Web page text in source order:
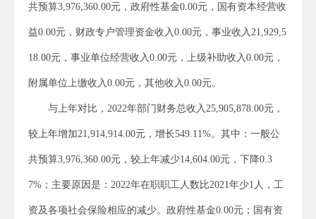
共预算3,976,360.00元，政府性基金0.00元，国有资本经营收
益0.00元，财政专户管理资金收入0.00元，事业收入21,929,5
18.00元，事业单位经营收入0.00元，上级补助收入0.00元，
附属单位上缴收入0.00元，其他收入0.00元。
与上年对比，2022年部门财务总收入25,905,878.00元，
较上年增加21,914,914.00元，增长549.11%。其中：一般公
共预算3,976,360.00元，较上年减少14,604.00元，下降0.3
7%；主要原因是：2022年在职职工人数比2021年少1人，工
资及各项社会保险相应的减少。政府性基金0.00元；国有资